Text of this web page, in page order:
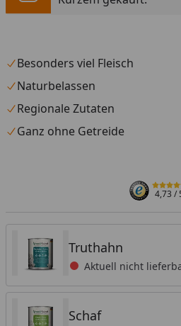
Besonders viel Fleisch
Naturbelassen
Regionale Zutaten
Ganz ohne Getreide
4,73/
Truthahn
Aktuell nicht
Schaf